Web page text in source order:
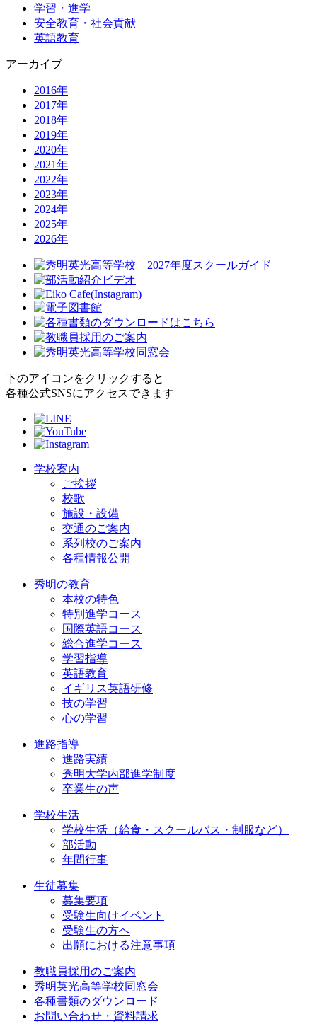
学習・進学
安全教育・社会貢献
英語教育
アーカイブ
2016年
2017年
2018年
2019年
2020年
2021年
2022年
2023年
2024年
2025年
2026年
下のアイコンをクリックすると
各種公式SNSにアクセスできます
学校案内
ご挨拶
校歌
施設・設備
交通のご案内
系列校のご案内
各種情報公開
秀明の教育
本校の特色
特別進学コース
国際英語コース
総合進学コース
学習指導
英語教育
イギリス英語研修
技の学習
心の学習
進路指導
進路実績
秀明大学内部進学制度
卒業生の声
学校生活
学校生活（給食・スクールバス・制服など）
部活動
年間行事
生徒募集
募集要項
受験生向けイベント
受験生の方へ
出願における注意事項
教職員採用のご案内
秀明英光高等学校同窓会
各種書類のダウンロード
お問い合わせ・資料請求